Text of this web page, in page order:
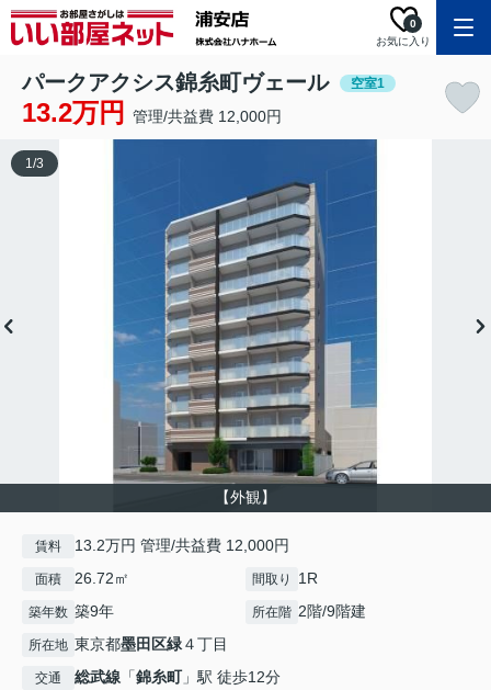
お気に入り
0
パークアクシス錦糸町ヴェール 空室1
13.2万円 管理/共益費 12,000円
【外観】
1/3
賃料 13.2万円 管理/共益費 12,000円
面積 26.72㎡ 間取り 1R
築年数 築9年 所在階 2階/9階建
所在地 東京都墨田区緑４丁目
交通 総武線 「錦糸町」駅 徒歩12分